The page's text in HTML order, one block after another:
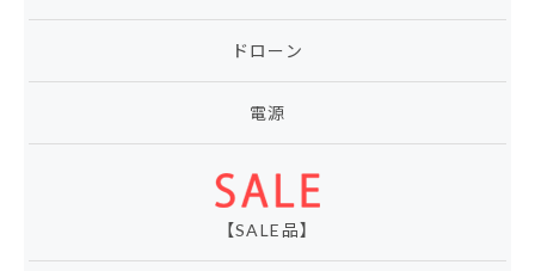
ドローン
電源
【SALE品】